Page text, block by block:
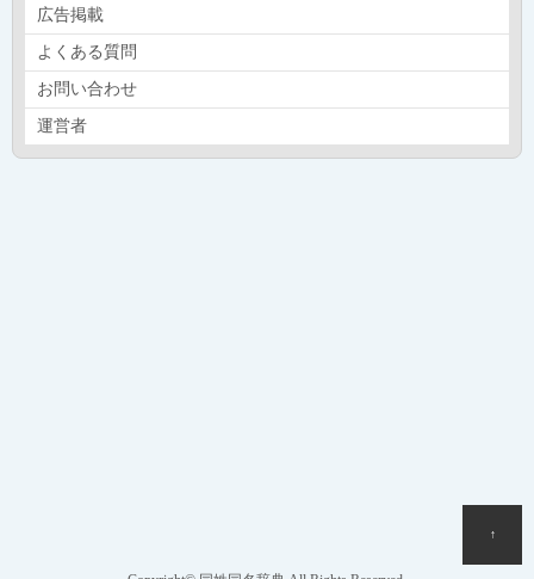
広告掲載
よくある質問
お問い合わせ
運営者
↑